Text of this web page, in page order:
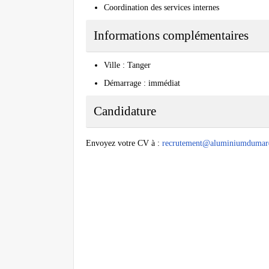
Coordination des services internes
Informations complémentaires
Ville : Tanger
Démarrage : immédiat
Candidature
Envoyez votre CV à :